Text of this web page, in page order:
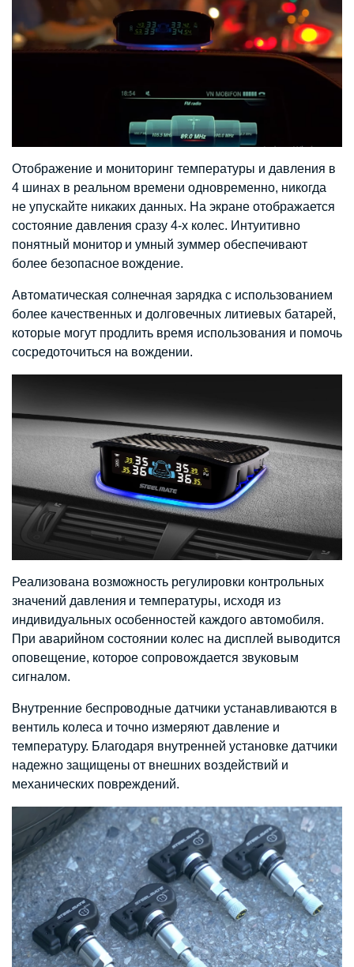
Отображение и мониторинг температуры и давления в
4 шинах в реальном времени одновременно, никогда
не упускайте никаких данных. На экране отображается
состояние давления сразу 4-х колес. Интуитивно
понятный монитор и умный зуммер обеспечивают
более безопасное вождение.
Автоматическая солнечная зарядка с использованием
более качественных и долговечных литиевых батарей,
которые могут продлить время использования и помочь
сосредоточиться на вождении.
Реализована возможность регулировки контрольных
значений давления и температуры, исходя из
индивидуальных особенностей каждого автомобиля.
При аварийном состоянии колес на дисплей выводится
оповещение, которое сопровождается звуковым
сигналом.
Внутренние беспроводные датчики устанавливаются в
вентиль колеса и точно измеряют давление и
температуру. Благодаря внутренней установке датчики
надежно защищены от внешних воздействий и
механических повреждений.